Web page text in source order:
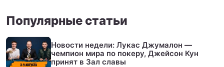
Популярные статьи
Новости недели: Лукас Джумалон —
чемпион мира по покеру, Джейсон Кун
принят в Зал славы